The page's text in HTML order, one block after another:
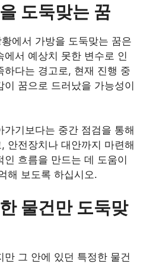
도둑맞는 꿈
에서 가방을 도둑맞는 꿈은
서 예상치 못한 변수로 인
하다는 경고로, 현재 진행 중
이 꿈으로 드러났을 가능성이
가기보다는 중간 점검을 통해
안전장치나 대안까지 마련해
인 흐름을 만드는 데 도움이
해 보도록 하십시오.
물건만 도둑맞
만 그 안에 있던 특정한 물건